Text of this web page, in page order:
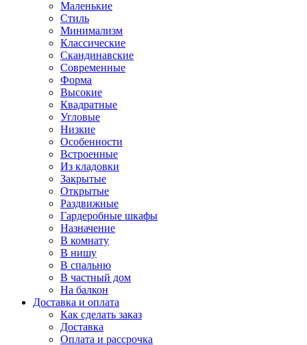
Маленькие
Стиль
Минимализм
Классические
Скандинавские
Современные
Форма
Высокие
Квадратные
Угловые
Низкие
Особенности
Встроенные
Из кладовки
Закрытые
Открытые
Раздвижные
Гардеробные шкафы
Назначение
В комнату
В нишу
В спальню
В частный дом
На балкон
Доставка и оплата
Как сделать заказ
Доставка
Оплата и рассрочка